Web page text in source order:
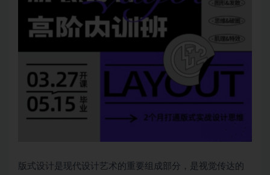
版式设计是现代设计艺术的重要组成部分，是视觉传达的